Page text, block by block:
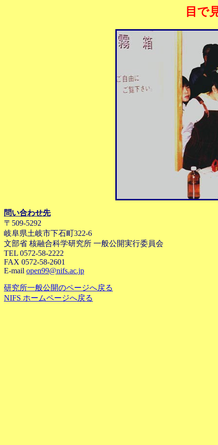
目で
問い合わせ先
〒509-5292
岐阜県土岐市下石町322-6
文部省 核融合科学研究所 一般公開実行委員会
TEL 0572-58-2222
FAX 0572-58-2601
E-mail open99@nifs.ac.jp
研究所一般公開のページへ戻る
NIFS ホームページへ戻る